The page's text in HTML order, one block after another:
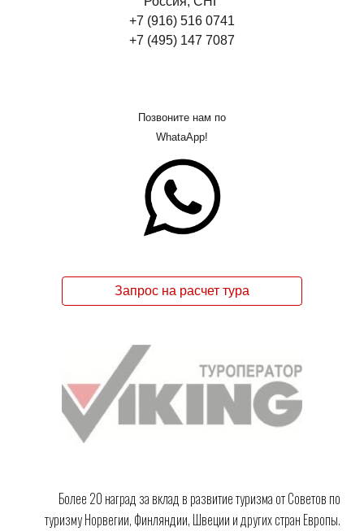
+7 (916) 516 0741
+7 (495) 147 7087
Позвоните нам по
WhataApp!
Запрос на расчет тура
Более 20 наград за вклад в развитие туризма от Советов по
туризму Норвегии, Финляндии, Швеции и других стран Европы.